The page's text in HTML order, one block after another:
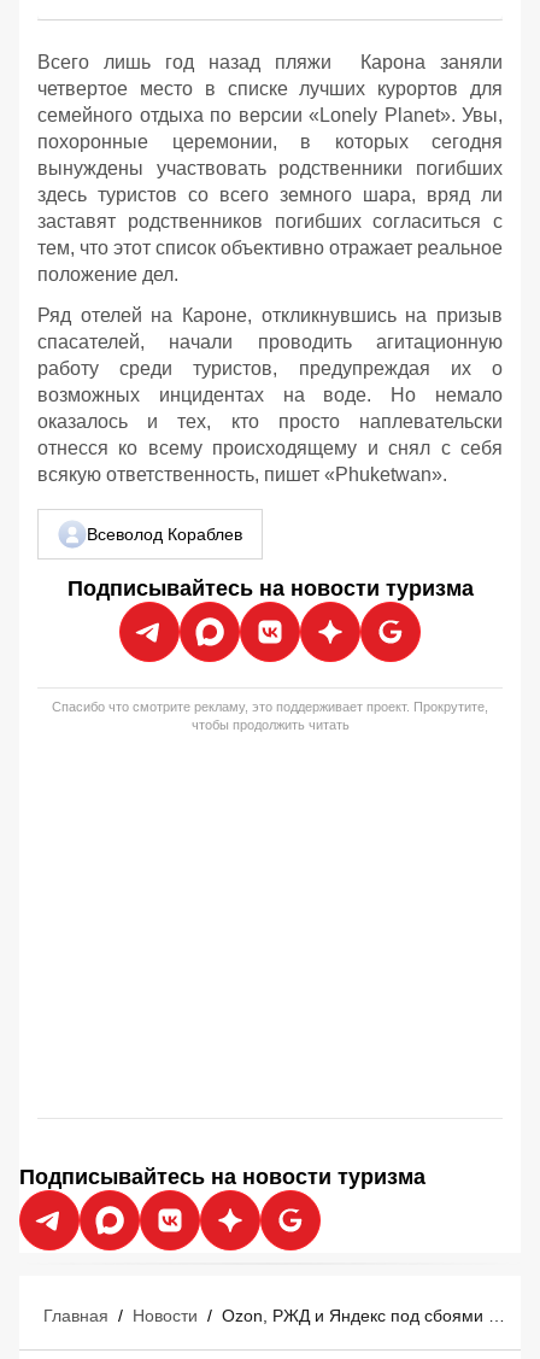
Всего лишь год назад пляжи Карона заняли
четвертое место в списке лучших курортов для
семейного отдыха по версии «Lonely Planet». Увы,
похоронные церемонии, в которых сегодня
вынуждены участвовать родственники погибших
здесь туристов со всего земного шара, вряд ли
заставят родственников погибших согласиться с
тем, что этот список объективно отражает реальное
положение дел.
Ряд отелей на Кароне, откликнувшись на призыв
спасателей, начали проводить агитационную
работу среди туристов, предупреждая их о
возможных инцидентах на воде. Но немало
оказалось и тех, кто просто наплевательски
отнесся ко всему происходящему и снял с себя
всякую ответственность, пишет «Phuketwan».
Всеволод Кораблев
Подписывайтесь на новости туризма
Спасибо что смотрите рекламу, это поддерживает проект. Прокрутите,
чтобы продолжить читать
Подписывайтесь на новости туризма
Главная / Новости /